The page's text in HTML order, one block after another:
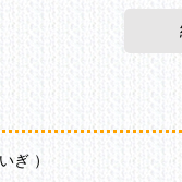
どこまで上がる？
は、いつやってくるかわ
ぎ ）